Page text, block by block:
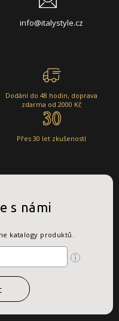
info@italystyle.cz
Dodání do 48 hodin, doprava
zdarma od 2000 Kč
Přes 30 let zkušeností
s námi
katalogy produktů.